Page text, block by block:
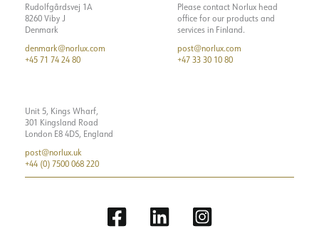
Rudolfgårdsvej 1A
8260 Viby J
Denmark
denmark@norlux.com
+45 71 74 24 80
Please contact Norlux head
office for our products and
services in Finland.
post@norlux.com
+47 33 30 10 80
Unit 5, Kings Wharf,
301 Kingsland Road
London E8 4DS, England
post@norlux.uk
+44 (0) 7500 068 220